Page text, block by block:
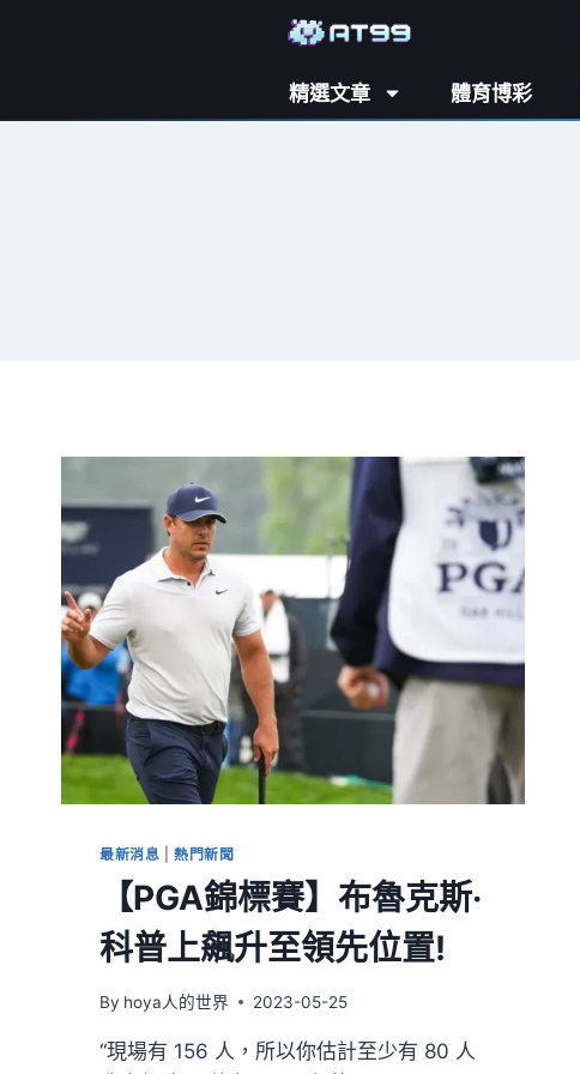
精選文章 體育博彩
最新消息 |熱門新聞
【PGA錦標賽】布魯克斯·
科普上飆升至領先位置!
By hoya人的世界 2023-05-25
“現場有 156 人，所以你估計至少有 80 人